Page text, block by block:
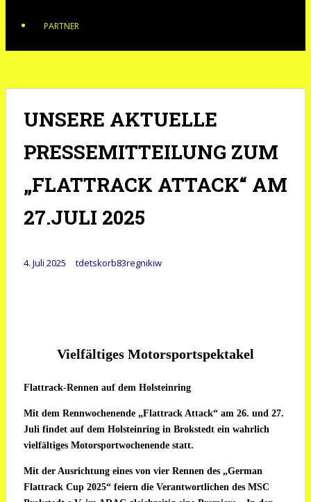
PARTNER
UNSERE AKTUELLE
PRESSEMITTEILUNG ZUM
„FLATTRACK ATTACK“ AM
27.JULI 2025
4. Juli 2025 tdetskorb83regnikiw
Vielfältiges Motorsportspektakel
Flattrack-Rennen auf dem Holsteinring
Mit dem Rennwochenende „Flattrack Attack“ am 26. und 27.
Juli findet auf dem Holsteinring in Brokstedt ein wahrlich
vielfältiges Motorsportwochenende statt.
Mit der Ausrichtung eines von vier Rennen des „German
Flattrack Cup 2025“ feiern die Verantwortlichen des MSC